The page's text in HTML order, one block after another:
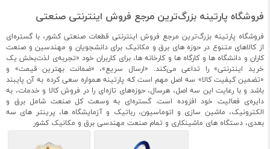
فروشگاه پارتینه بزرگ‌ترین مرجع فروش اینترنتی صنعتی
فروشگاه پارتینه بزرگ‌ترین مرجع فروش اینترنتی قطعات صنعتی کشور، با گستره‌ای
از کالاهای متنوع در حوزه های برق و مکانیک برای دانشجویان و مهندسین و صنعت
کاران و دانشگاه ها و کارگاه ها و کارخانه ها، برای کاربران خود «تجربه‌ی لذت‌بخش یک
خرید اینترنتی» را تداعی می‌کند. «ارسال سریع»، «ضمانت بهترین قیمت» و
«تضمین کیفیت کالا» سه اصل مهم است که پارتینه همواره سعی کرده به آن پایبند
باشد و با رعایت این سه اصل، هرسال، حوزه‌های تازه‌ای را در فروش کالا و خدمات، به
دایره‌ی فعالیت خود افزوده است. گستره‌ای به وسعت کل صنعت شامل برق و
الکترونیک، ماشین سازی و اتوماسیون، رباتیک و آزمایشگاه ها، پرینتر های سه
بعدی، دستگاه های ماشینکاری و تمام صنعت مهندسی برق و مکانیک کشور